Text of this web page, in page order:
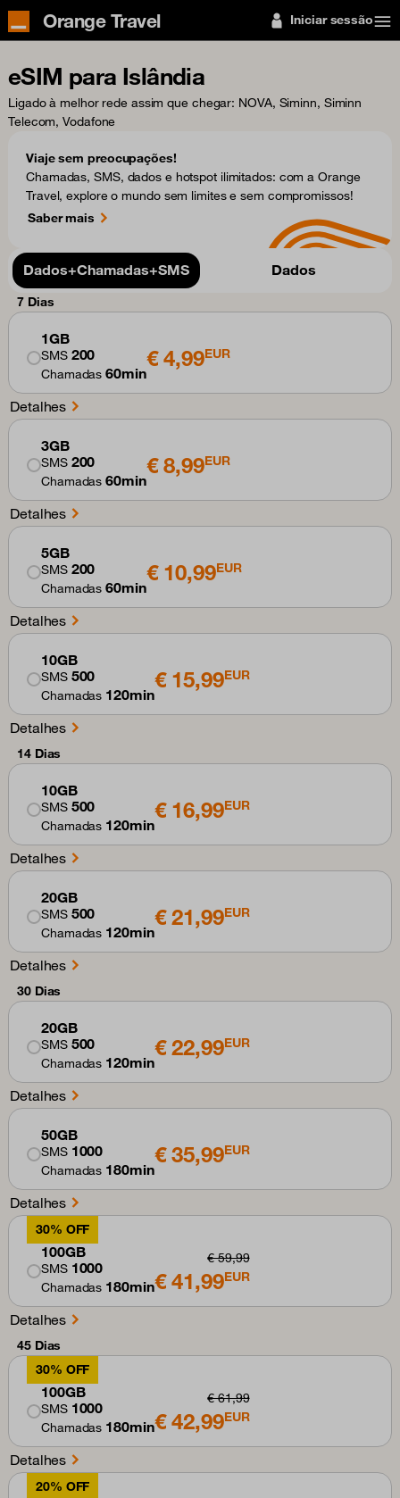
Orange Travel Iniciar sessão
eSIM para Islândia
Ligado à melhor rede assim que chegar: NOVA, Siminn, Siminn
Telecom, Vodafone
Viaje sem preocupações!
Chamadas, SMS, dados e hotspot ilimitados: com a Orange
Travel, explore o mundo sem limites e sem compromissos!
Saber mais
Dados+Chamadas+SMS Dados
7 Dias
1GB
SMS 200
Chamadas60min
€ 4,99EUR
Detalhes
3GB
SMS 200
Chamadas60min
€ 8,99EUR
Detalhes
5GB
SMS 200
Chamadas60min
€ 10,99EUR
Detalhes
10GB
SMS 500
Chamadas 120min
€ 15,99EUR
Detalhes
14 Dias
10GB
SMS 500
Chamadas 120min
€ 16,99EUR
Detalhes
20GB
SMS 500
Chamadas 120min
€ 21,99EUR
Detalhes
30 Dias
20GB
SMS 500
Chamadas 120min
€ 22,99EUR
Detalhes
50GB
SMS 1000
Chamadas 180min
€ 35,99EUR
Detalhes
30% OFF
100GB
SMS 1000
Chamadas 180min
€ 59,99
€ 41,99EUR
Detalhes
45 Dias
30% OFF
100GB
SMS 1000
Chamadas 180min
€ 61,99
€ 42,99EUR
Detalhes
20% OFF